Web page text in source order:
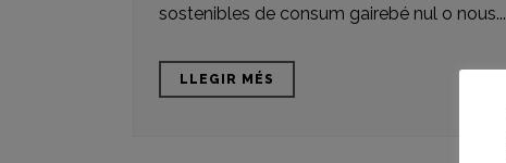
sostenibles de consum gairebé nul o nous...
LLEGIR MÉS